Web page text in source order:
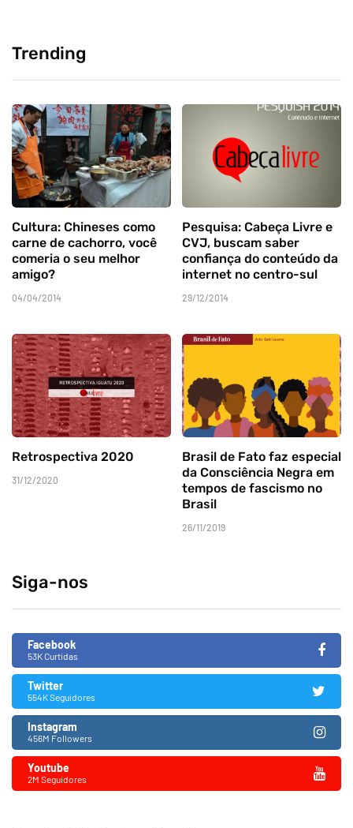
Trending
Cultura: Chineses como
carne de cachorro, você
comeria o seu melhor
amigo?
04/04/2014
Pesquisa: Cabeça Livre e
CVJ, buscam saber
confiança do conteúdo da
internet no centro-sul
29/12/2014
Retrospectiva 2020
31/12/2020
Brasil de Fato faz especial
da Consciência Negra em
tempos de fascismo no
Brasil
26/11/2019
Siga-nos
Facebook
53K Curtidas
Twitter
554K Seguidores
Instagram
456M Followers
Youtube
2M Seguidores